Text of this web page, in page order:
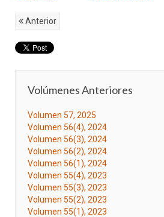
Anterior
Volúmenes Anteriores
Volumen 57, 2025
Volumen 56(4), 2024
Volumen 56(3), 2024
Volumen 56(2), 2024
Volumen 56(1), 2024
Volumen 55(4), 2023
Volumen 55(3), 2023
Volumen 55(2), 2023
Volumen 55(1), 2023